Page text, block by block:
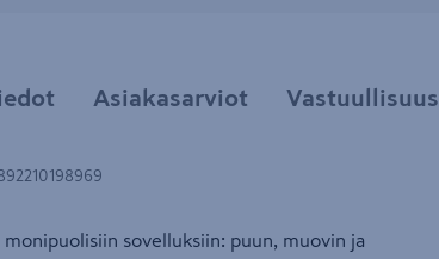
Asiakasarviot Vastuullisuus
sovelluksiin: puun, muovin ja